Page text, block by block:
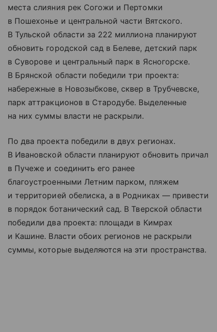
места слияния рек Согожи и Пертомки
в Пошехонье и центральной части Вятского.
В Тульской области за 222 миллиона планируют
обновить городской сад в Белеве, детский парк
в Суворове и центральный парк в Ясногорске.
В Брянской области победили три проекта:
набережные в Новозыбкове, сквер в Трубчевске,
парк аттракционов в Стародубе. Выделенные
на них суммы власти не раскрыли.
По два проекта победили в двух регионах.
В Ивановской области планируют обновить причал
в Пучеже и соединить его ранее
благоустроенными Летним парком, пляжем
и территорией обелиска, а в Родниках — привести
в порядок ботанический сад. В Тверской области
победили два проекта: площади в Кимрах
и Кашине. Власти обоих регионов не раскрыли
суммы, которые выделяются на эти пространства.